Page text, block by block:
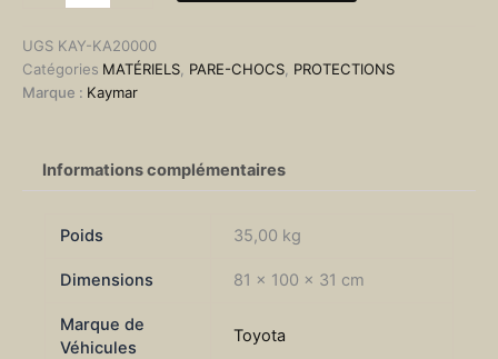
Arrière
Toyota
VDJ200
UGS KAY-KA20000
Catégories MATÉRIELS PARE-CHOCS PROTECTIONS
Marque : Kaymar
Informations complémentaires
Poids 35,00 kg
Dimensions 81 × 100 × 31 cm
Marque de
Véhicules
Toyota